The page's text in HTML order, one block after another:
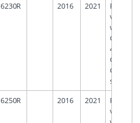
6230R 2016 2021
For
vehicles
with
4
Centre
systems
6250R 2016 2021
For
vehicles